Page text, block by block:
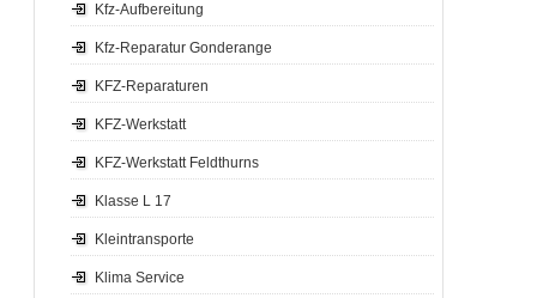
Kfz-Aufbereitung
Kfz-Reparatur Gonderange
KFZ-Reparaturen
KFZ-Werkstatt
KFZ-Werkstatt Feldthurns
Klasse L 17
Kleintransporte
Klima Service